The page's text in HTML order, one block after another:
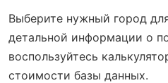
Выберите нужный город
детальной информации о
воспользуйтесь
стоимости базы данных.